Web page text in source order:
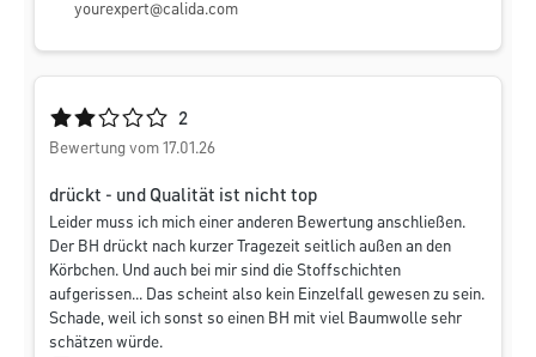
yourexpert@calida.com
Durchschnittliche Bewertung von 2 von 5 Sternen
2
Bewertung vom 17.01.26
drückt - und Qualität ist nicht top
Leider muss ich mich einer anderen Bewertung anschließen.
Der BH drückt nach kurzer Tragezeit seitlich außen an den
Körbchen. Und auch bei mir sind die Stoffschichten
aufgerissen... Das scheint also kein Einzelfall gewesen zu sein.
Schade, weil ich sonst so einen BH mit viel Baumwolle sehr
schätzen würde.